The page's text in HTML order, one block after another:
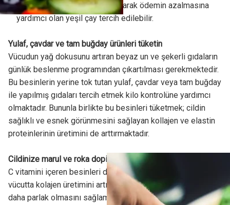
ya da metabolizmayı hızlandırarak ödemin azalmasına
yardımcı olan yeşil çay tercih edilebilir.
Yulaf, çavdar ve tam buğday ürünleri tüketin
Vücudun yağ dokusunu artıran beyaz un ve şekerli gıdaların
günlük beslenme programından çıkartılması gerekmektedir.
Bu besinlerin yerine tok tutan yulaf, çavdar veya tam buğday
ile yapılmış gıdaları tercih etmek kilo kontrolüne yardımcı
olmaktadır. Bununla birlikte bu besinleri tüketmek; cildin
sağlıklı ve esnek görünmesini sağlayan kollajen ve elastin
proteinlerinin üretimini de arttırmaktadır.
Cildinize marul ve roka doping yapın
C vitamini içeren besinleri düzenli olarak tüketmek
vücutta kolajen üretimini artıracağı için cildin pürüzsüz ve
daha parlak olmasını sağlamaktadır. Her gün 2-3 porsiyon